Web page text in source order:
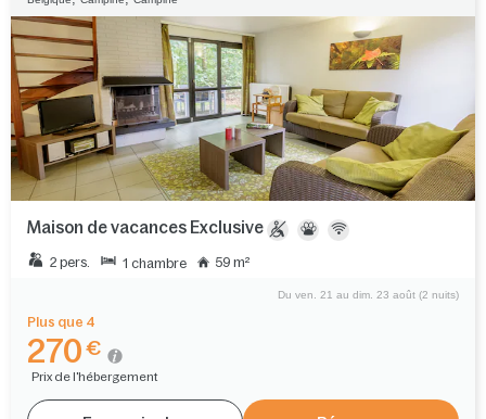
Maison de vacances Exclusive
2 pers. 1 chambre 59 m²
Plus que 4
Du ven. 21 au dim. 23 août (2 nuits)
270 €
Prix de l'hébergement